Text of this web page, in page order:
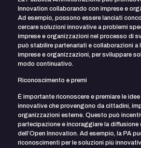
Innovation collaborando con imprese e
Ad esempio, possono essere lanciati
cercare soluzioni innovative a problemi
imprese e organizzazioni nel processo di
può stabilire partenariati e collaborazioni a
imprese e organizzazioni, per sviluppare
modo continuativo.
Riconoscimento e premi
È importante riconoscere e premiare le
innovative che provengono da cittadini,
organizzazioni esterne. Questo può
partecipazione e incoraggiare la diffusione
dell’Open Innovation. Ad esempio, la PA
riconoscimenti per le soluzioni più